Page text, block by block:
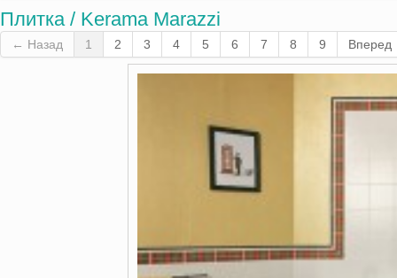
Плитка / Kerama Marazzi
← Назад 1 2 3 4 5 6 7 8 9